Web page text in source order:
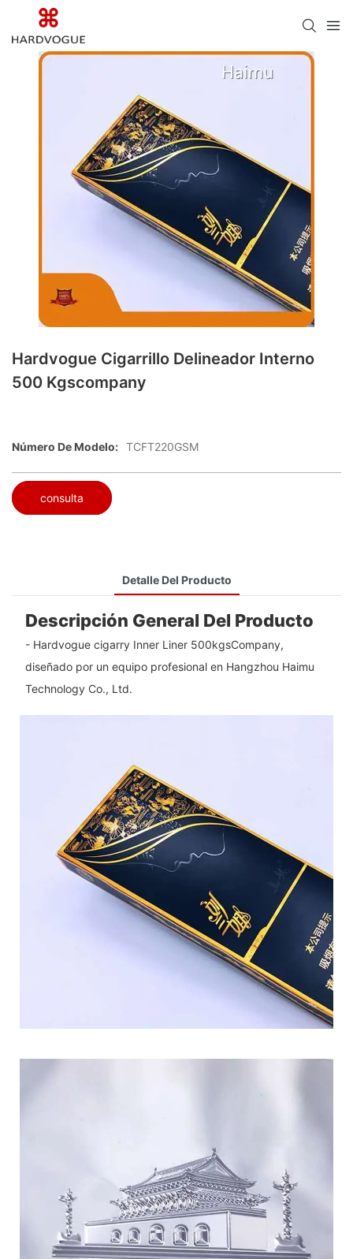
Hardvogue Cigarrillo Delineador Interno
500 Kgscompany
Número De Modelo: TCFT220GSM
consulta
Detalle Del Producto
Descripción General Del Producto
- Hardvogue cigarry Inner Liner 500kgsCompany,
diseñado por un equipo profesional en Hangzhou Haimu
Technology Co., Ltd.